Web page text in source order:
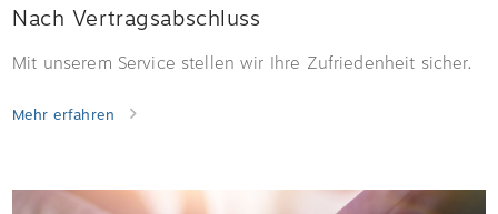
Nach Vertragsabschluss
Mit unserem Service stellen wir Ihre Zufriedenheit sicher.
Mehr erfahren